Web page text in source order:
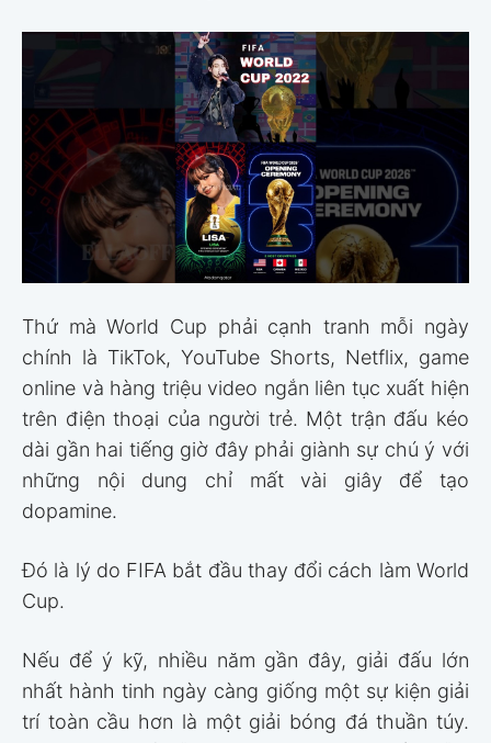
Thứ mà World Cup phải cạnh tranh mỗi ngày
chính là TikTok, YouTube Shorts, Netflix, game
online và hàng triệu video ngắn liên tục xuất hiện
trên điện thoại của người trẻ. Một trận đấu kéo
dài gần hai tiếng giờ đây phải giành sự chú ý với
những nội dung chỉ mất vài giây để tạo
dopamine.
Đó là lý do FIFA bắt đầu thay đổi cách làm World
Cup.
Nếu để ý kỹ, nhiều năm gần đây, giải đấu lớn
nhất hành tinh ngày càng giống một sự kiện giải
trí toàn cầu hơn là một giải bóng đá thuần túy.